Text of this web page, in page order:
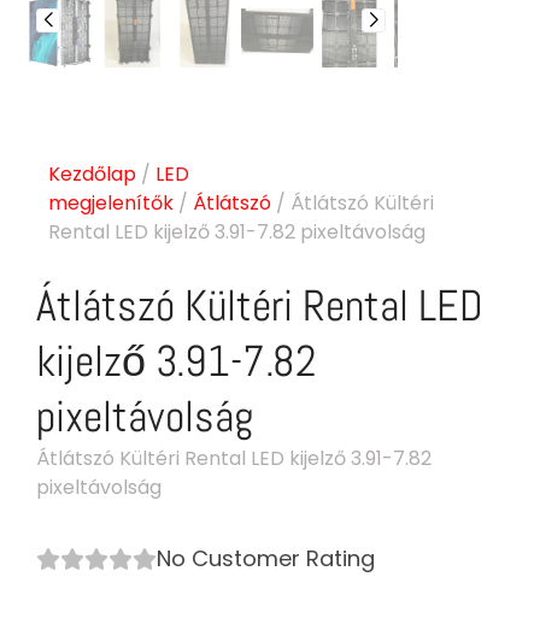
Kezdőlap / LED
megjelenítők / Átlátszó / Átlátszó Kültéri
Rental LED kijelző 3.91-7.82 pixeltávolság
Átlátszó Kültéri Rental LED
kijelző 3.91-7.82
pixeltávolság
Átlátszó Kültéri Rental LED kijelző 3.91-7.82
pixeltávolság
No Customer Rating